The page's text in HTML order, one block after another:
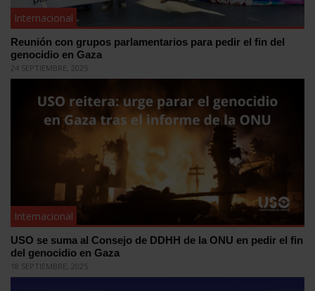
Internacional
Reunión con grupos parlamentarios para pedir el fin del
genocidio en Gaza
24 SEPTIEMBRE, 2025
Internacional
USO se suma al Consejo de DDHH de la ONU en pedir el fin
del genocidio en Gaza
18 SEPTIEMBRE, 2025